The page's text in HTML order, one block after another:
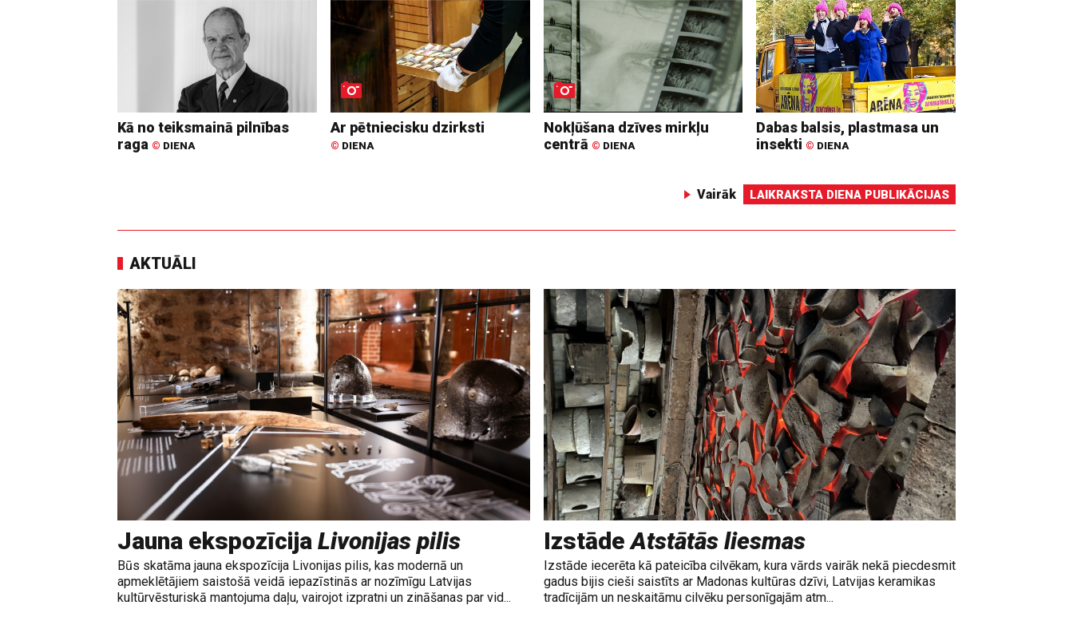
Kā no teiksmainā pilnības
raga © DIENA
Ar pētniecisku dzirksti
© DIENA
Nokļūšana dzīves mirkļu
centrā © DIENA
Dabas balsis, plastmasa un
insekti © DIENA
Vairāk LAIKRAKSTA DIENA PUBLIKĀCIJAS
AKTUĀLI
Jauna ekspozīcija Livonijas pilis
Būs skatāma jauna ekspozīcija Livonijas pilis, kas modernā un
apmeklētājiem saistošā veidā iepazīstinās ar nozīmīgu Latvijas
kultūrvēsturiskā mantojuma daļu, vairojot izpratni un zināšanas par vid...
IzstādeAtstātās liesmas
Izstāde iecerēta kā pateicība cilvēkam, kura vārds vairāk nekā piecdesmit
gadus bijis cieši saistīts ar Madonas kultūras dzīvi, Latvijas keramikas
tradīcijām un neskaitāmu cilvēku personīgajām atm...